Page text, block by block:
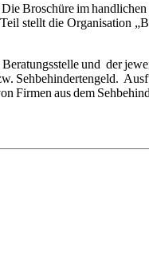
Broschüre im
stellt die Organisation
und der
Sehbehindertengeld.
Firmen aus dem